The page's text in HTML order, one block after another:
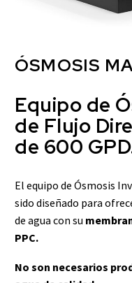
ÓSMOSIS
Equipo de
de Flujo
de 600
El equipo de Ósmosis
sido diseñado para
de agua con su
PPC.
No son necesarios